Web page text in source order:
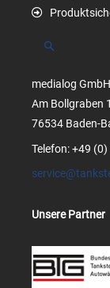
Suchen
medialog
Am Bollgraben 1
76534 Baden-
Telefon: +49
Unsere Partner